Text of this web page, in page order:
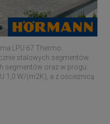
LPU 67 Thermo.
stalowych segmentów.
segmentów oraz w progu.
1,0 W/(m2K), a z ościeżnicą